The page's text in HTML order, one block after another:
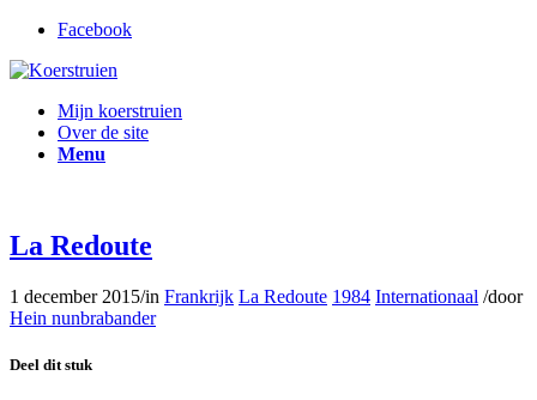
Facebook
Mijn koerstruien
Over de site
Menu
La Redoute
1 december 2015/in Frankrijk La Redoute 1984 Internationaal /door
Hein nunbrabander
Deel dit stuk